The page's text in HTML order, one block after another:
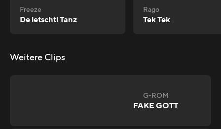
Freeze
De letschti Tanz
Rago
Tek Tek
Weitere Clips
G-ROM
FAKE GOTT